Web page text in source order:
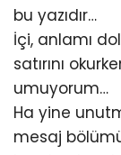
bu yazıdır…
İçi, anlamı
satırını
umuyorum…
Ha yine
mesaj